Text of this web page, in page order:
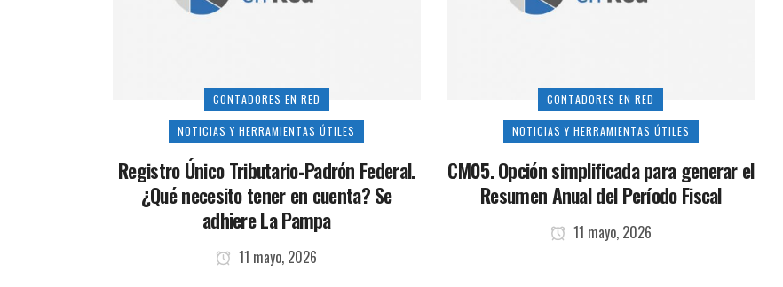
CONTADORES EN RED
NOTICIAS Y HERRAMIENTAS ÚTILES
Registro Único Tributario-Padrón Federal.
¿Qué necesito tener en cuenta? Se
adhiere La Pampa
11 mayo, 2026
CONTADORES EN RED
NOTICIAS Y HERRAMIENTAS ÚTILES
CM05. Opción simplificada para generar el
Resumen Anual del Período Fiscal
11 mayo, 2026